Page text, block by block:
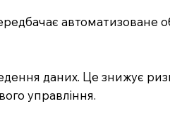
автоматизоване
даних. Це знижує
управління.